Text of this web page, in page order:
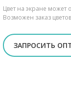
Цвет на экране может
Возможен заказ
ЗАПРОСИТЬ